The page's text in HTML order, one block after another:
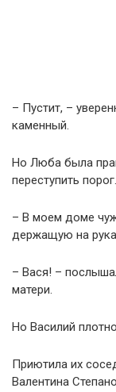
– Пустит, –
каменный.
Но Люба была
переступить порог.
– В моем доме
держащую на
– Вася! –
матери.
Но Василий
Приютила их
Валентина